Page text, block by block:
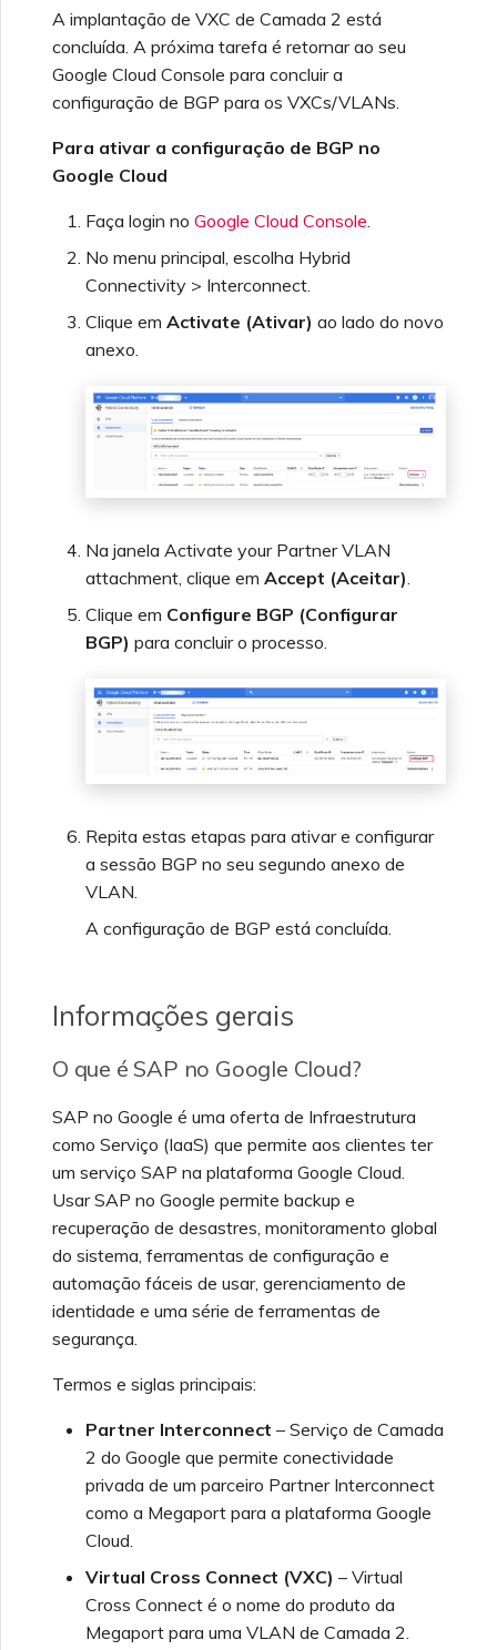
A implantação de VXC de Camada 2 está
concluída. A próxima tarefa é retornar ao seu
Google Cloud Console para concluir a
configuração de BGP para os VXCs/VLANs.
Para ativar a configuração de BGP no
Google Cloud
Faça login no Google Cloud Console.
No menu principal, escolha Hybrid
Connectivity > Interconnect.
Clique em Activate (Ativar) ao lado do novo
anexo.
Na janela Activate your Partner VLAN
attachment, clique em Accept (Aceitar)
Clique em Configure BGP (Configurar
BGP) para concluir o processo.
Repita estas etapas para ativar e configurar
a sessão BGP no seu segundo anexo de
VLAN.
A configuração de BGP está concluída.
Informações gerais
O que é SAP no Google Cloud?
SAP no Google é uma oferta de Infraestrutura
como Serviço (IaaS) que permite aos clientes ter
um serviço SAP na plataforma Google Cloud.
Usar SAP no Google permite backup e
recuperação de desastres, monitoramento global
do sistema, ferramentas de configuração e
automação fáceis de usar, gerenciamento de
identidade e uma série de ferramentas de
segurança.
Termos e siglas principais:
Partner Interconnect – Serviço de Camada
2 do Google que permite conectividade
privada de um parceiro Partner Interconnect
como a Megaport para a plataforma Google
Cloud.
Virtual Cross Connect (VXC) – Virtual
Cross Connect é o nome do produto da
Megaport para uma VLAN de Camada 2.